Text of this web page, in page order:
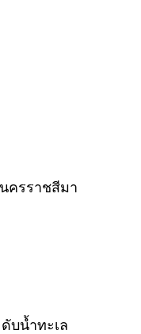
ครราชสีมา
บน้ำทะเล